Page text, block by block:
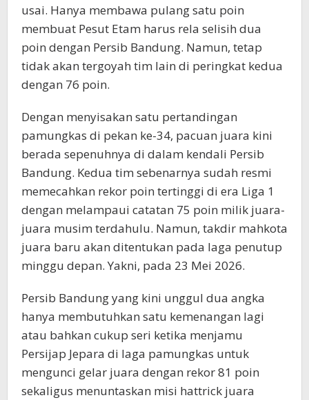
usai. Hanya membawa pulang satu poin
membuat Pesut Etam harus rela selisih dua
poin dengan Persib Bandung. Namun, tetap
tidak akan tergoyah tim lain di peringkat kedua
dengan 76 poin.
Dengan menyisakan satu pertandingan
pamungkas di pekan ke-34, pacuan juara kini
berada sepenuhnya di dalam kendali Persib
Bandung. Kedua tim sebenarnya sudah resmi
memecahkan rekor poin tertinggi di era Liga 1
dengan melampaui catatan 75 poin milik juara-
juara musim terdahulu. Namun, takdir mahkota
juara baru akan ditentukan pada laga penutup
minggu depan. Yakni, pada 23 Mei 2026.
Persib Bandung yang kini unggul dua angka
hanya membutuhkan satu kemenangan lagi
atau bahkan cukup seri ketika menjamu
Persijap Jepara di laga pamungkas untuk
mengunci gelar juara dengan rekor 81 poin
sekaligus menuntaskan misi hattrick juara